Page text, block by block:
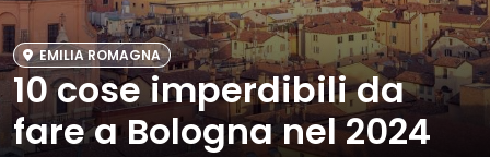
EMILIA ROMAGNA
10 cose imperdibili da
fare a Bologna nel 2024